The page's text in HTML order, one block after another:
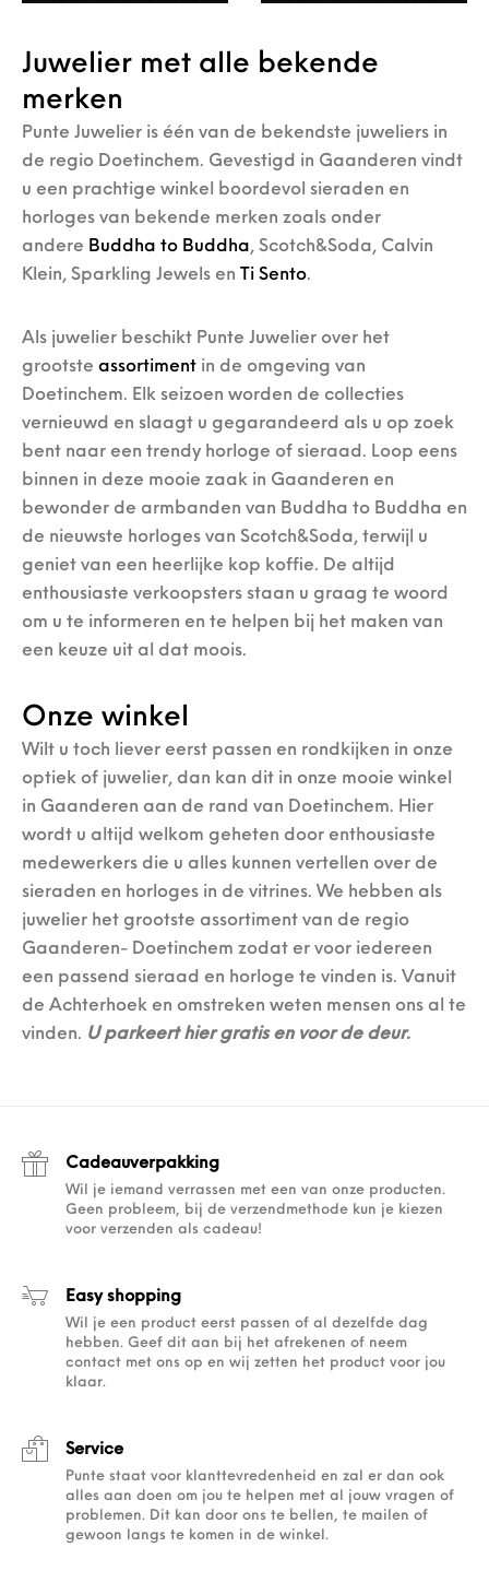
Juwelier met alle bekende
merken
Punte Juwelier is één van de bekendste juweliers in
de regio Doetinchem. Gevestigd in Gaanderen vindt
u een prachtige winkel boordevol sieraden en
horloges van bekende merken zoals onder
andere Buddha to Buddha, Scotch&Soda, Calvin
Klein, Sparkling Jewels en
Ti Sento.
Als juwelier beschikt Punte Juwelier over het
grootste assortiment in de omgeving van
Doetinchem. Elk seizoen worden de collecties
vernieuwd en slaagt u gegarandeerd als u op zoek
bent naar een trendy horloge of sieraad. Loop eens
binnen in deze mooie zaak in Gaanderen en
bewonder de armbanden van Buddha to Buddha en
de nieuwste horloges van Scotch&Soda, terwijl u
geniet van een heerlijke kop koffie. De altijd
enthousiaste verkoopsters staan u graag te woord
om u te informeren en te helpen bij het maken van
een keuze uit al dat moois.
Onze winkel
Wilt u toch liever eerst passen en rondkijken in onze
optiek of juwelier, dan kan dit in onze mooie winkel
in Gaanderen aan de rand van Doetinchem. Hier
wordt u altijd welkom geheten door enthousiaste
medewerkers die u alles kunnen vertellen over de
sieraden en horloges in de vitrines. We hebben als
juwelier het grootste assortiment van de regio
Gaanderen- Doetinchem zodat er voor iedereen
een passend sieraad en horloge te vinden is. Vanuit
de Achterhoek en omstreken weten mensen ons al te
vinden. U parkeert hier gratis en voor de deur.
Cadeauverpakking
Wil je iemand verrassen met een van onze producten.
Geen probleem, bij de verzendmethode kun je kiezen
voor verzenden als cadeau!
Easy shopping
Wil je een product eerst passen of al dezelfde dag
hebben. Geef dit aan bij het afrekenen of neem
contact met ons op en wij zetten het product voor jou
klaar.
Service
Punte staat voor klanttevredenheid en zal er dan ook
alles aan doen om jou te helpen met al jouw vragen of
problemen. Dit kan door ons te bellen, te mailen of
gewoon langs te komen in de winkel.